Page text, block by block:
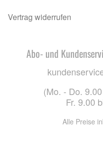
Vertrag widerrufen
Abo- und
(Mo. - Do.
Fr. 9.00
Alle Preise